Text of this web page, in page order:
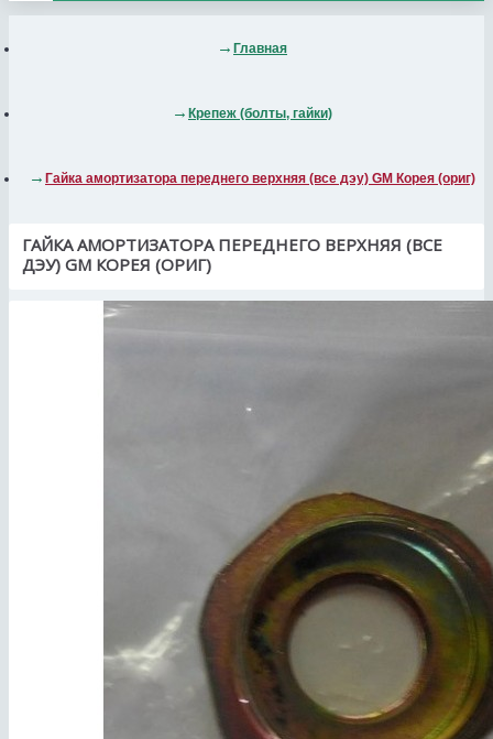
Главная
Крепеж (болты, гайки)
Гайка амортизатора переднего верхняя (все дэу) GM Корея (ориг)
ГАЙКА АМОРТИЗАТОРА ПЕРЕДНЕГО ВЕРХНЯЯ (ВСЕ
ДЭУ) GM КОРЕЯ (ОРИГ)